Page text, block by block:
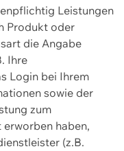
Leistungen
Produkt oder
die Angabe
Ihre
Login bei Ihrem
sowie der
zum
haben,
(z.B.